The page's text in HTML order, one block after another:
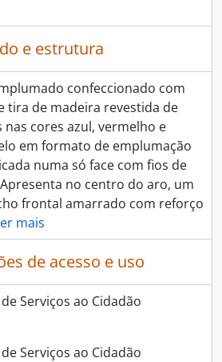
e estrutura
confeccionado com
tira de madeira revestida de
nas cores azul, vermelho e
em formato de emplumação
numa só face com fios de
no centro do aro, um
frontal amarrado com reforço
mais
de acesso e uso
Serviços ao Cidadão
Serviços ao Cidadão